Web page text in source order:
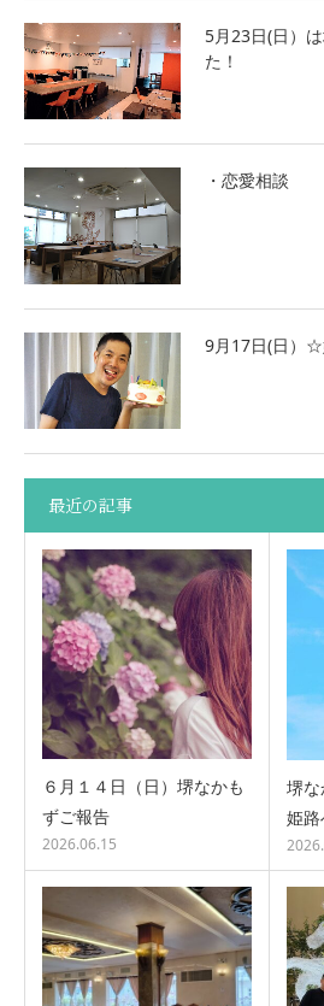
5月23日(日）
た！
・恋愛相談
9月17日(日）
最近の記事
６月１４日（日）堺なかも
ずご報告
2026.06.15
堺
姫路